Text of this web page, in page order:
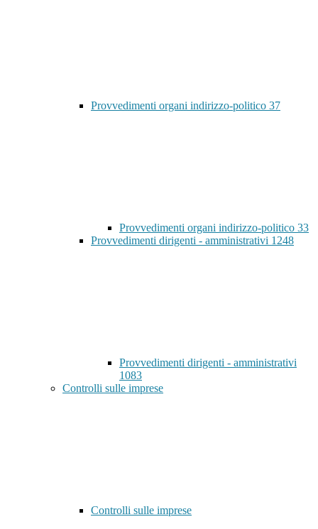
Provvedimenti organi indirizzo-politico 37
Provvedimenti organi indirizzo-politico 33
Provvedimenti dirigenti - amministrativi 1248
Provvedimenti dirigenti - amministrativi
1083
Controlli sulle imprese
Controlli sulle imprese